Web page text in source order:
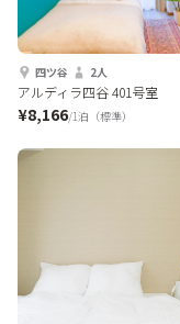
四ツ谷 2人
アルディラ四谷 401号室
¥8,166/1泊（標準）